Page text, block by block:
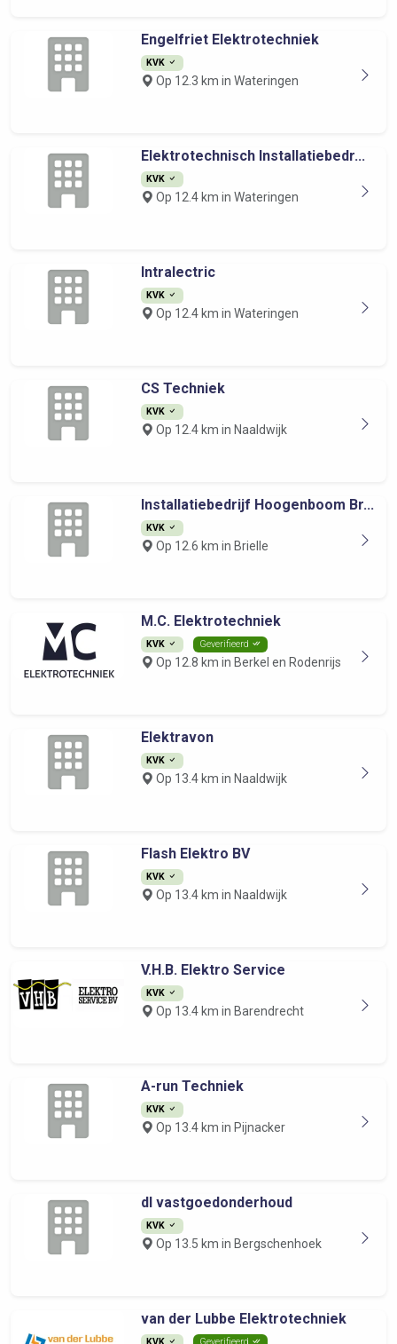
Engelfriet Elektrotechniek
KVK
Op 12.3 km in Wateringen
Elektrotechnisch Installatiebedr...
KVK
Op 12.4 km in Wateringen
Intralectric
KVK
Op 12.4 km in Wateringen
CS Techniek
KVK
Op 12.4 km in Naaldwijk
Installatiebedrijf Hoogenboom Br...
KVK
Op 12.6 km in Brielle
M.C. Elektrotechniek
KVK Geverifieerd
Op 12.8 km in Berkel en Rodenrijs
Elektravon
KVK
Op 13.4 km in Naaldwijk
Flash Elektro BV
KVK
Op 13.4 km in Naaldwijk
V.H.B. Elektro Service
KVK
Op 13.4 km in Barendrecht
A-run Techniek
KVK
Op 13.4 km in Pijnacker
dl vastgoedonderhoud
KVK
Op 13.5 km in Bergschenhoek
van der Lubbe Elektrotechniek